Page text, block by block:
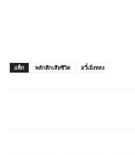
แท็ก พลักตึกเสียชีวิต อวี๋เมิ่งหลง